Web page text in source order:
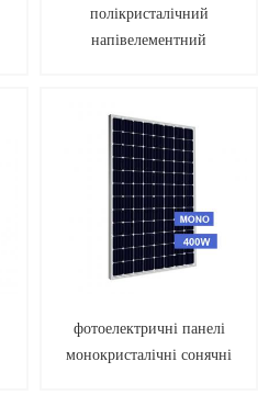
полікристалічний
напівелементний
фотоелектричні панелі
монокристалічні сонячні